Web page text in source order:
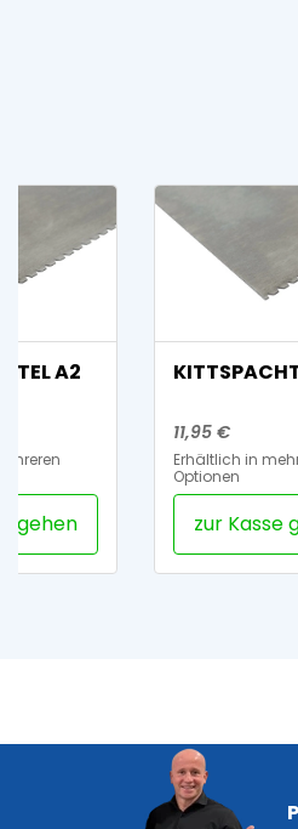
A2
gehen
11,95 €
Erhältlich in
Optionen
zur Kasse